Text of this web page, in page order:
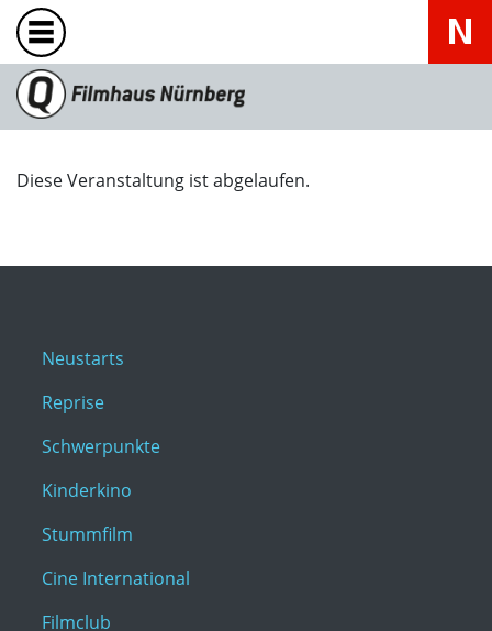
Diese Veranstaltung ist abgelaufen.
Neustarts
Reprise
Schwerpunkte
Kinderkino
Stummfilm
Cine International
Filmclub